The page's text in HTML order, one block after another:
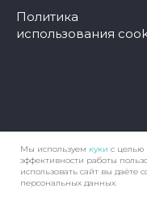
Наверх
Мы используем куки с целью
эффективности работы
использовать сайт вы даёте
персональных данных.
Политика
использования